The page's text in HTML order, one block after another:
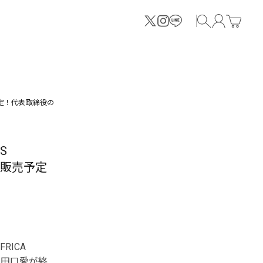
！代表取締役の
売予定